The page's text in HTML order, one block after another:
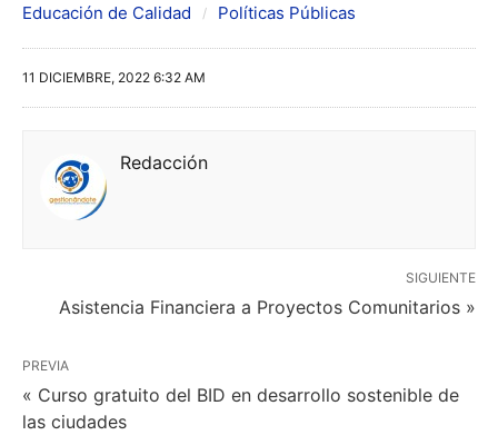
Educación de Calidad
Políticas Públicas
11 DICIEMBRE, 2022 6:32 AM
Redacción
SIGUIENTE
Asistencia Financiera a Proyectos Comunitarios »
PREVIA
« Curso gratuito del BID en desarrollo sostenible de
las ciudades